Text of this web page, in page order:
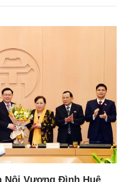
Nội Vương Đình Huệ